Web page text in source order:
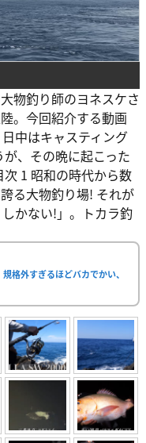
物釣り師のヨネスケさ
。今回紹介する動画
中はキャスティング
、その晩に起こった
1 昭和の時代から数
る大物釣り場! それが
かない!」。トカラ釣
格外すぎるほどバカでかい、